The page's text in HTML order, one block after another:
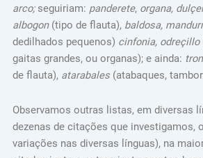
arco; seguiriam: panderete, organa,
albogon (tipo de flauta),baldosa,
dedilhados pequenos) cinfonia, odreçillo
gaitas grandes, ou organas); e ainda:
de flauta),atarabales(atabaques,
Observamos outras listas, em diversas
dezenas de citações que investigamos,
variações nas diversas línguas), na